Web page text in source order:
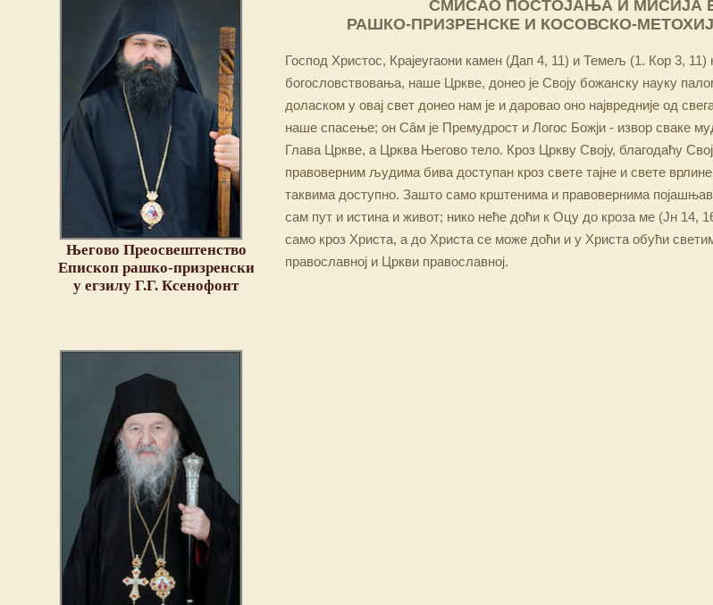
Његово Преосвештенство
Епископ рашко-призренски
у егзилу Г.Г. Ксенофонт
СМИСАО ПОСТОЈАЊА И МИСИЈА
РАШКО-ПРИЗРЕНСКЕ И КОСОВСКО-
Господ Христос, Крајеугаони камен (Дап 4, 11) и Темељ (1. Кор 3,
богословствовања, наше Цркве, донео је Своју божанску науку
доласком у овај свет донео нам је и даровао оно највредније од
наше спасење; он Сâм је Премудрост и Логос Божји - извор сваке
Глава Цркве, а Црква Његово тело. Кроз Цркву Своју, благодаћу
правоверним људима бива доступан кроз свете тајне и свете
таквима доступно. Зашто само крштенима и правовернима
сам пут и истина и живот; нико неће доћи к Оцу до кроза ме (Јн 14,
само кроз Христа, а до Христа се може доћи и у Христа обући
православној и Цркви православној.